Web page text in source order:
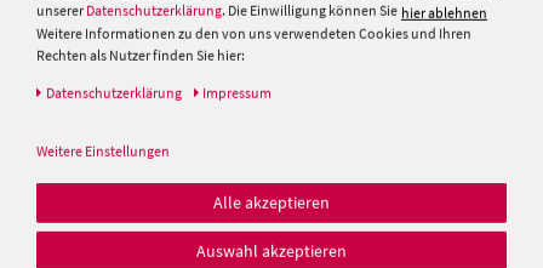
Lederband & UV-Schutz 50 von
149,50 €
99,99 €
149,50 €
99,99 €
unserer Datenschutzerklärung. Die Einwilligung können Sie hier ablehnen
Weitere Informationen zu den von uns verwendeten Cookies und Ihren
Rechten als Nutzer finden Sie hier:
Daten­schutz­erklärung Impressum
Weitere Einstellungen
Alle akzeptieren
Auswahl akzeptieren